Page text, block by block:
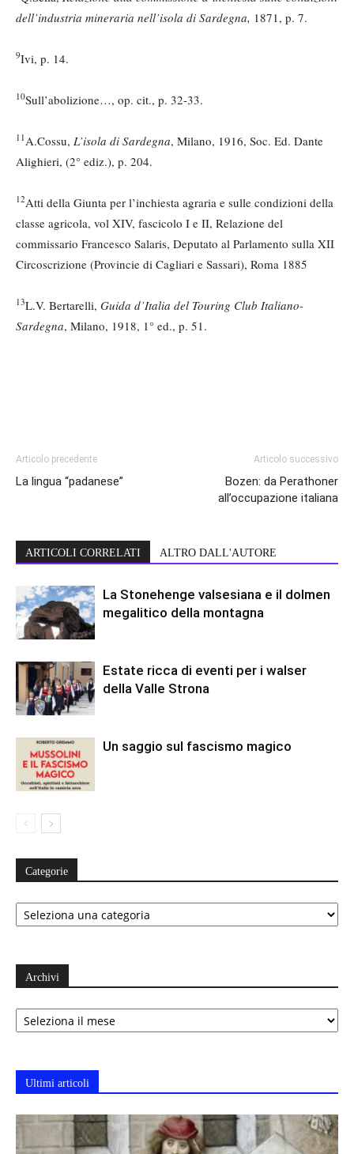
dell’industria mineraria nell’isola di Sardegna, 1871, p. 7.
9Ivi, p. 14.
10Sull’abolizione…, op. cit., p. 32-33.
11 A.Cossu, L’isola di Sardegna, Milano, 1916, Soc. Ed. Dante
Alighieri, (2° ediz.), p. 204.
12Atti della Giunta per l’inchiesta agraria e sulle condizioni della
classe agricola, vol XIV, fascicolo I e II, Relazione del
commissario Francesco Salaris, Deputato al Parlamento sulla XII
Circoscrizione (Provincie di Cagliari e Sassari), Roma 1885
13L.V. Bertarelli, Guida d’Italia del Touring Club Italiano-
Sardegna, Milano, 1918, 1° ed., p. 51.
Articolo precedente
La lingua “padanese”
Articolo successivo
Bozen: da Perathoner
all’occupazione italiana
ARTICOLI CORRELATI ALTRO DALL'AUTORE
La Stonehenge valsesiana e il dolmen
megalitico della montagna
Estate ricca di eventi per i walser
della Valle Strona
Un saggio sul fascismo magico
Categorie
Categorie
Archivi
Archivi
Ultimi articoli